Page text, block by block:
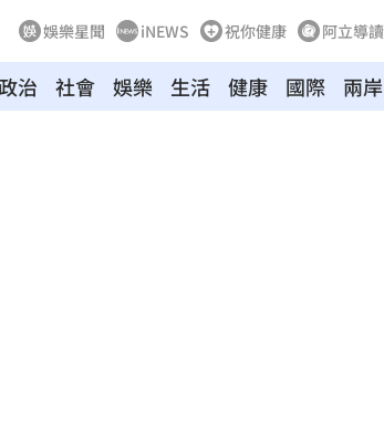
娛樂星聞 iNEWS 祝你健康 阿立導讀
治 社會 娛樂 生活 健康 國際 兩岸